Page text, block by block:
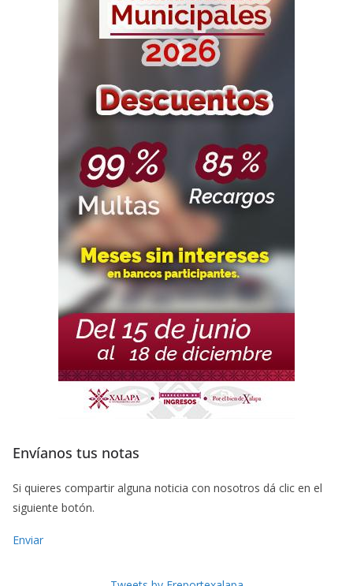
Envíanos tus notas
Si quieres compartir alguna noticia con nosotros dá clic en el
siguiente botón.
Enviar